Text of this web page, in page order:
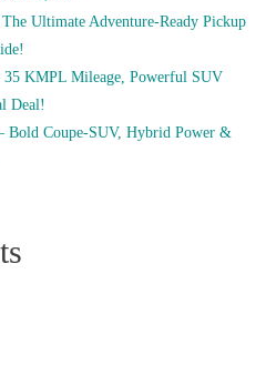
Ultimate Adventure-Ready Pickup
35 KMPL Mileage, Powerful SUV
Deal!
Bold Coupe-SUV, Hybrid Power &